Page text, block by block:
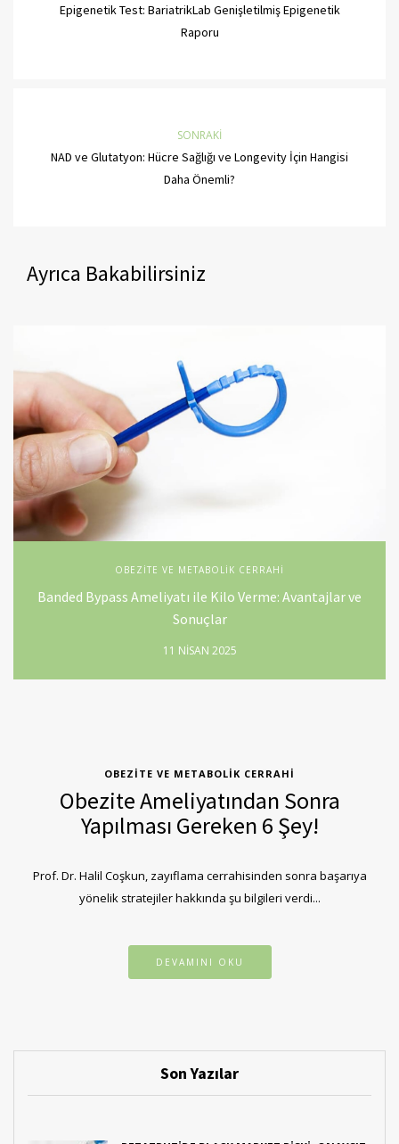
Epigenetik Test: BariatrikLab Genişletilmiş Epigenetik
Raporu
SONRAKI
NAD ve Glutatyon: Hücre Sağlığı ve Longevity İçin Hangisi
Daha Önemli?
Ayrıca Bakabilirsiniz
OBEZITE VE METABOLIK CERRAHI
Banded Bypass Ameliyatı ile Kilo Verme: Avantajlar ve
Sonuçlar
11 NISAN 2025
OBEZITE VE METABOLIK CERRAHI
Obezite Ameliyatından Sonra
Yapılması Gereken 6 Şey!
Prof. Dr. Halil Coşkun, zayıflama cerrahisinden sonra başarıya
yönelik stratejiler hakkında şu bilgileri verdi...
DEVAMINI OKU
Son Yazılar